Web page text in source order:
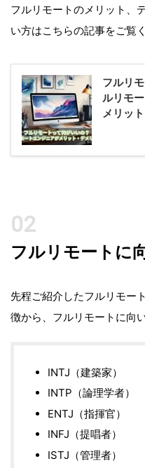
フルリモートのメリット、
い方はこちらの記事をご覧
フルリ
ルリモ
メリッ
フルリモートに
先程ご紹介したフルリモー
徴から、フルリモートに向
INTJ（建築家）
INTP（論理学者）
ENTJ（指揮官）
INFJ（提唱者）
ISTJ（管理者）